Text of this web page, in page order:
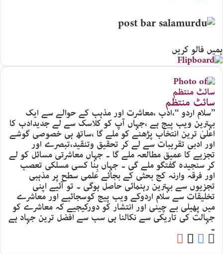
ہمیں فالو کریں
سائٹ منتظم
’’سلام اردو ‘‘،ادب ،معاشرت اور مذہب کے حوالے سے ایک
بہترین ویب پیج ہے ،جہاں آپ کو کلاسک سے لے جدیدادب کا
اعلیٰ ترین انتخاب پڑھنے کو ملے گا ،ساتھ ہی خصوصی گوشے
اور ادبی تقریبات سے لے کر تحقیق وتنقید،تبصرے اور
تجزیے کا عمیق مطالعہ ملے گا ۔ جہاں معاشرتی مسائل کو لے
کر سنجیدہ گفتگو ملے گی ۔ جہاں بِنا کسی مسلکی تعصب
اور فرقہ وارنہ کج بحثی کے بجائے علمی سطح پر مذہبی
تجزیوں سے بہترین رہنمائی حاصل ہوگی ۔ تو آئیے اپنی
تخلیقات سے سلام اردوکے ویب پیج کوسجائیے اور معاشرے
میں پھیلی بے چینی اور انتشار کو دورکیجیے کہ معاشرے کو
جہالت کی تاریکی سے نکالنا ہی سب سے افضل ترین جہاد ہے
۔
Website
Facebook
X